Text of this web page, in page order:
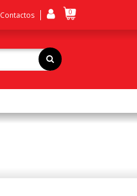
Contactos 0